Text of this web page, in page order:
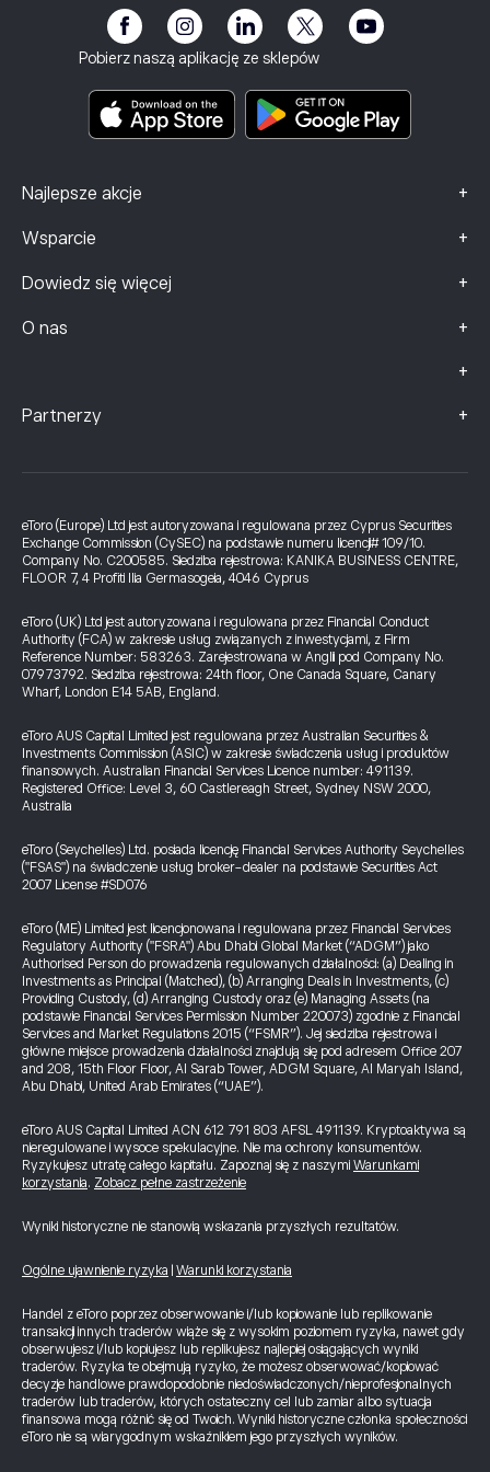
Pobierz naszą aplikację ze sklepów
Najlepsze akcje +
Wsparcie +
Dowiedz się więcej +
eToro Akademia
O nas +
Stopka redakcyjna
+
Informacje o ryzyku
Dokumenty zawierające kluczowe informacje
Dane dotyczące skarg (klienci FCA)
Partnerzy +
Ubezpieczenie inwestycyjne
eToro (Europe) Ltd jest autoryzowana i regulowana przez Cyprus Securities
Exchange Commission (CySEC) na podstawie numeru licencji# 109/10.
Company No. C200585. Siedziba rejestrowa: KANIKA BUSINESS CENTRE,
FLOOR 7, 4 Profiti Ilia Germasogeia, 4046 Cyprus
eToro (UK) Ltd jest autoryzowana i regulowana przez Financial Conduct
Authority (FCA) w zakresie usług związanych z inwestycjami, z Firm
Reference Number: 583263. Zarejestrowana w Anglii pod Company No.
07973792. Siedziba rejestrowa: 24th floor, One Canada Square, Canary
Wharf, London E14 5AB, England.
eToro AUS Capital Limited jest regulowana przez Australian Securities &
Investments Commission (ASIC) w zakresie świadczenia usług i produktów
finansowych. Australian Financial Services Licence number: 491139.
Registered Office: Level 3, 60 Castlereagh Street, Sydney NSW 2000,
Australia
eToro (Seychelles) Ltd. posiada licencję Financial Services Authority Seychelles
("FSAS") na świadczenie usług broker-dealer na podstawie Securities Act
2007 License #SD076
eToro (ME) Limited jest licencjonowana i regulowana przez Financial Services
Regulatory Authority ("FSRA") Abu Dhabi Global Market (“ADGM”) jako
Authorised Person do prowadzenia regulowanych działalności: (a) Dealing in
Investments as Principal (Matched), (b) Arranging Deals in Investments, (c)
Providing Custody, (d) Arranging Custody oraz (e) Managing Assets (na
podstawie Financial Services Permission Number 220073) zgodnie z Financial
Services and Market Regulations 2015 (“FSMR”). Jej siedziba rejestrowa i
główne miejsce prowadzenia działalności znajdują się pod adresem Office 207
and 208, 15th Floor Floor, Al Sarab Tower, ADGM Square, Al Maryah Island,
Abu Dhabi, United Arab Emirates (“UAE”).
eToro AUS Capital Limited ACN 612 791 803 AFSL 491139. Kryptoaktywa są
nieregulowane i wysoce spekulacyjne. Nie ma ochrony konsumentów.
Ryzykujesz utratę całego kapitału. Zapoznaj się z naszymi Warunkami
korzystania. Zobacz pełne zastrzeżenie
Wyniki historyczne nie stanowią wskazania przyszłych rezultatów.
Ogólne ujawnienie ryzyka Warunki korzystania
Handel z eToro poprzez obserwowanie i/lub kopiowanie lub replikowanie
transakcji innych traderów wiąże się z wysokim poziomem ryzyka, nawet gdy
obserwujesz i/lub kopiujesz lub replikujesz najlepiej osiągających wyniki
traderów. Ryzyka te obejmują ryzyko, że możesz obserwować/kopiować
decyzje handlowe prawdopodobnie niedoświadczonych/nieprofesjonalnych
traderów lub traderów, których ostateczny cel lub zamiar albo sytuacja
finansowa mogą różnić się od Twoich. Wyniki historyczne członka społeczności
eToro nie są wiarygodnym wskaźnikiem jego przyszłych wyników.